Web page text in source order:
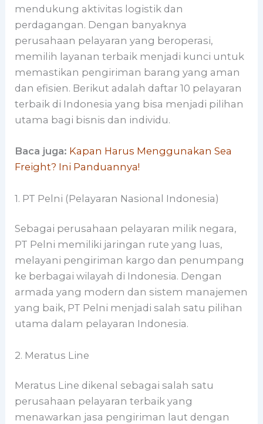
mendukung aktivitas logistik dan
perdagangan. Dengan banyaknya
perusahaan pelayaran yang beroperasi,
memilih layanan terbaik menjadi kunci untuk
memastikan pengiriman barang yang aman
dan efisien. Berikut adalah daftar 10 pelayaran
terbaik di Indonesia yang bisa menjadi pilihan
utama bagi bisnis dan individu.
Baca juga: Kapan Harus Menggunakan Sea
Freight? Ini Panduannya!
1. PT Pelni (Pelayaran Nasional Indonesia)
Sebagai perusahaan pelayaran milik negara,
PT Pelni memiliki jaringan rute yang luas,
melayani pengiriman kargo dan penumpang
ke berbagai wilayah di Indonesia. Dengan
armada yang modern dan sistem manajemen
yang baik, PT Pelni menjadi salah satu pilihan
utama dalam pelayaran Indonesia.
2. Meratus Line
Meratus Line dikenal sebagai salah satu
perusahaan pelayaran terbaik yang
menawarkan jasa pengiriman laut dengan